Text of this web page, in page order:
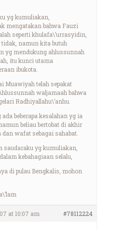
yg kumuliakan,
mengatakan bahwa Fauzi
seperti khulafa\’urrasyidin,
namun kita butuh
yg mendukung ahlussunnah
itu kunci utama
ibukota.
Muawiyah telah sepakat
waljamaah bahwa
Radhiyallahu\’anhu.
beberapa kesalahan yg ia
beliau bertobat di akhir
dan wafat sebagai sahabat.
saudaraku yg kumuliakan,
kebahagiaan selalu,
di pulau Bengkalis, mohon
at 10:07 am #78112224